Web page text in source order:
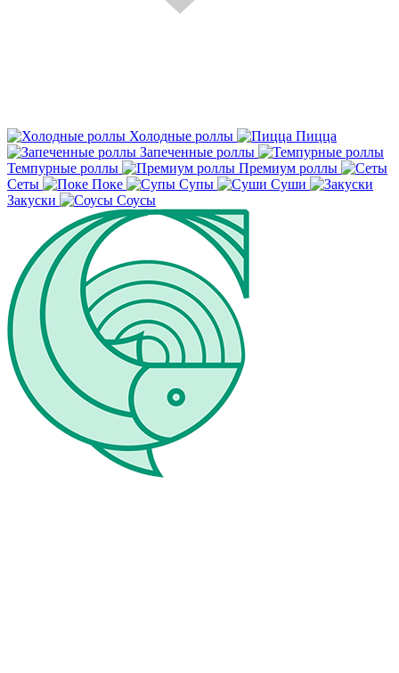
Холодные роллы
Пицца
Запеченные роллы
Темпурные роллы
Премиум роллы
Сеты
Поке Супы
Суши
Закуски
Соусы